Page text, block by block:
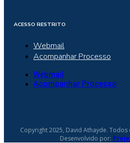
ACESSO RESTRITO
Webmail
Acompanhar Processo
Webmail
Acompanhar Processo
Copyright 2025, David Athayde.
Desenvolvido por: